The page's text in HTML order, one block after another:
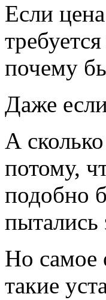
Если
почему
Даже
А
потому,
подобно
пытались
Но самое
такие